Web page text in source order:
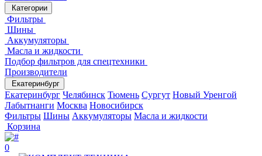
Категории
Фильтры
Шины
Аккумуляторы
Масла и жидкости
Подбор фильтров для спецтехники
Производители
Екатеринбург
Екатеринбург Челябинск Тюмень Сургут Новый Уренгой
Лабытнанги Москва Новосибирск
Фильтры Шины Аккумуляторы Масла и жидкости
Корзина
0